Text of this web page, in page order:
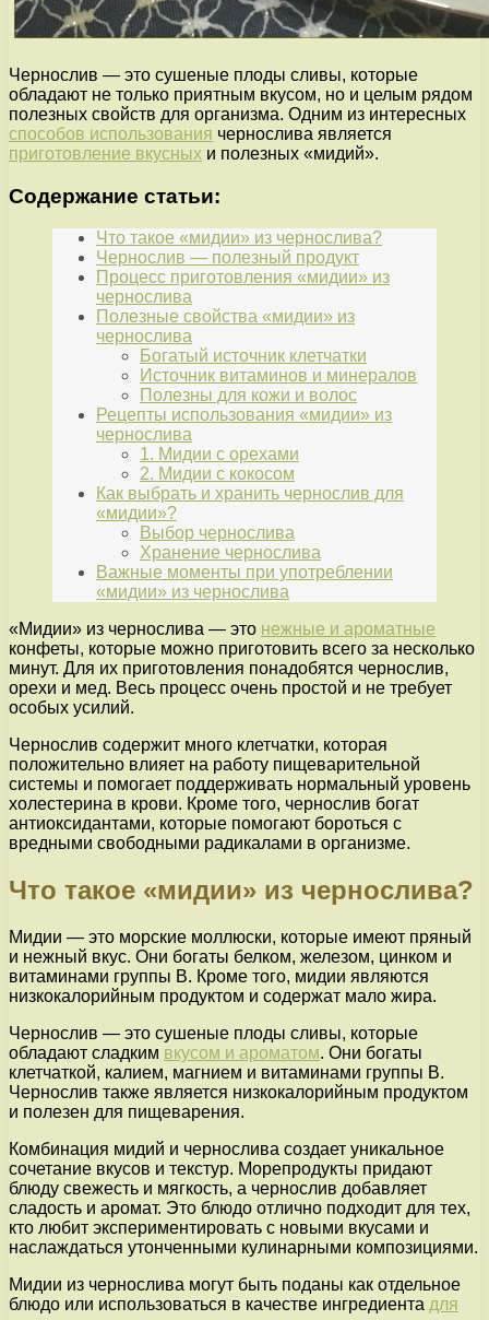
Чернослив — это сушеные плоды сливы, которые
обладают не только приятным вкусом, но и целым рядом
полезных свойств для организма. Одним из интересных
способов использования чернослива является
приготовление вкусных и полезных «мидий».
Содержание статьи:
Что такое «мидии» из чернослива?
Чернослив — полезный продукт
Процесс приготовления «мидии» из
чернослива
Полезные свойства «мидии» из
чернослива
Богатый источник клетчатки
Источник витаминов и минералов
Полезны для кожи и волос
Рецепты использования «мидии» из
чернослива
1. Мидии с орехами
2. Мидии с кокосом
Как выбрать и хранить чернослив для
«мидии»?
Выбор чернослива
Хранение чернослива
Важные моменты при употреблении
«мидии» из чернослива
«Мидии» из чернослива — это нежные и ароматные
конфеты, которые можно приготовить всего за несколько
минут. Для их приготовления понадобятся чернослив,
орехи и мед. Весь процесс очень простой и не требует
особых усилий.
Чернослив содержит много клетчатки, которая
положительно влияет на работу пищеварительной
системы и помогает поддерживать нормальный уровень
холестерина в крови. Кроме того, чернослив богат
антиоксидантами, которые помогают бороться с
вредными свободными радикалами в организме.
Что такое «мидии» из чернослива?
Мидии — это морские моллюски, которые имеют пряный
и нежный вкус. Они богаты белком, железом, цинком и
витаминами группы В. Кроме того, мидии являются
низкокалорийным продуктом и содержат мало жира.
Чернослив — это сушеные плоды сливы, которые
обладают сладким вкусом и ароматом. Они богаты
клетчаткой, калием, магнием и витаминами группы В.
Чернослив также является низкокалорийным продуктом
и полезен для пищеварения.
Комбинация мидий и чернослива создает уникальное
сочетание вкусов и текстур. Морепродукты придают
блюду свежесть и мягкость, а чернослив добавляет
сладость и аромат. Это блюдо отлично подходит для тех,
кто любит экспериментировать с новыми вкусами и
наслаждаться утонченными кулинарными композициями.
Мидии из чернослива могут быть поданы как отдельное
блюдо или использоваться в качестве ингредиента для